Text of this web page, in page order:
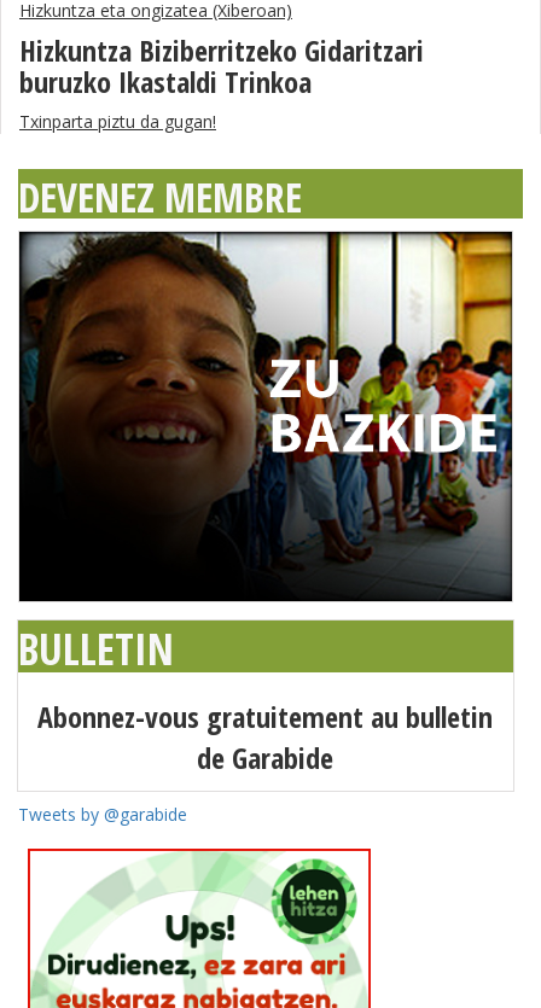
Hizkuntza eta ongizatea (Xiberoan)
Hizkuntza Biziberritzeko Gidaritzari
buruzko Ikastaldi Trinkoa
Txinparta piztu da gugan!
DEVENEZ MEMBRE
BULLETIN
Abonnez-vous gratuitement au bulletin
de Garabide
Tweets by @garabide